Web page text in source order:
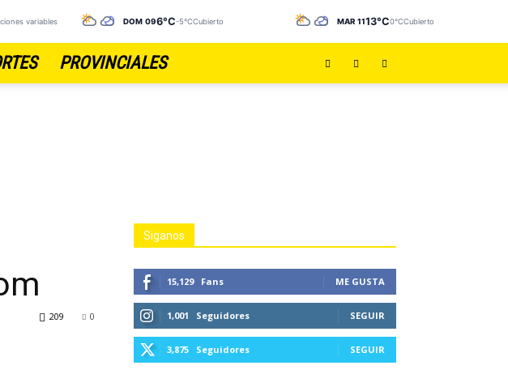
variables DOM 096°C-5°CCubierto MAR 1113°C0°CCubierto
PROVINCIALES
0
209
Siganos
15,129 Fans ME GUSTA
1,001 Seguidores SEGUIR
3,875 Seguidores SEGUIR